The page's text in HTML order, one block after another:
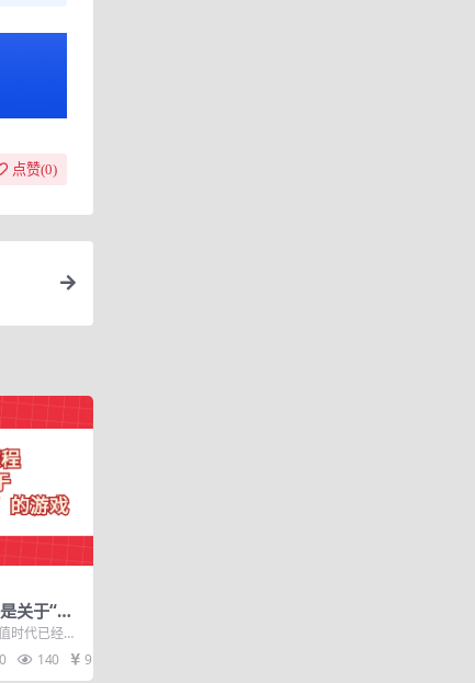
点赞(0)
关于“能
时代已经到
02第一
0 140 9.9